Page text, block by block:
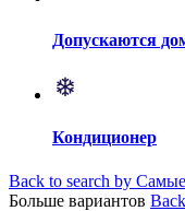
Допускаются
Кондиционер
Back to search by
Больше вариантов